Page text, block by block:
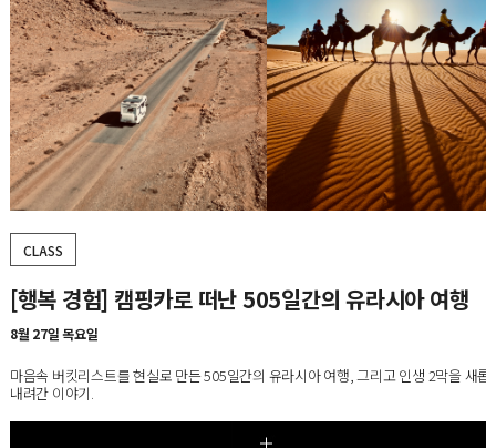
CLASS
[5강] 20세기 가구 마스터피스 100, 시즌5
8월 25일~9월 22일, 매주 화요일
과정을 살펴보는 디자인 교양 클래스